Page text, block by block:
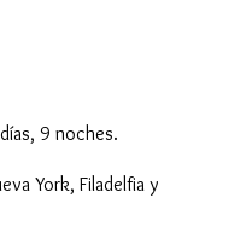
9 noches.
York, Filadelfia y